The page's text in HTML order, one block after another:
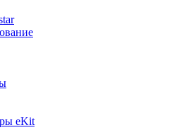
eKit